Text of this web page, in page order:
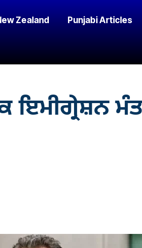
Zealand Punjabi Articles